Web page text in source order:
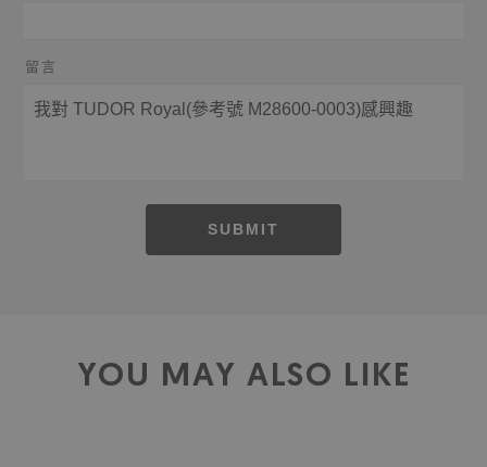
留言
SUBMIT
YOU MAY ALSO LIKE